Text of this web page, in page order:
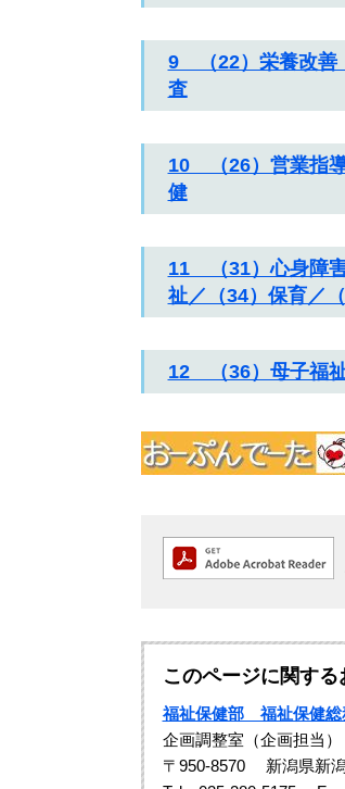
9 （22）栄養改善
査
10 （26）営業指
健
11 （31）心身障
祉／（34）保育／
12 （36）母子福
このページに関す
福祉保健部 福祉保健総
企画調整室（企画担当）
〒950-8570
新潟県新